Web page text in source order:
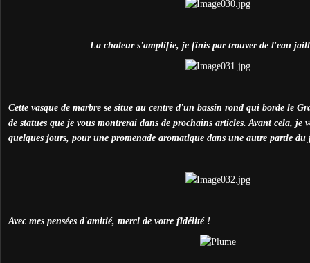
La chaleur s'amplifie, je finis par trouver de l'eau
Cette vasque de marbre se situe au centre d'un bassin rond qui borde le
de statues que je vous montrerai dans de prochains articles. Avant cela, je
quelques jours, pour une promenade aromatique dans une autre partie
Avec mes pensées d'amitié, merci de votre fidélité !